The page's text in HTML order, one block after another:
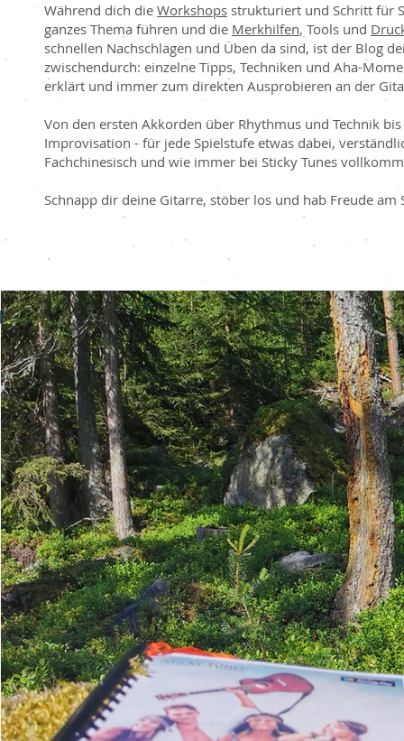
Während dich die Workshops strukturiert und Schritt für
ganzes Thema führen und die Merkhilfen, Tools und
schnellen Nachschlagen und Üben da sind, ist der Blog
zwischendurch: einzelne Tipps, Techniken und Aha-
erklärt und immer zum direkten Ausprobieren an der
Von den ersten Akkorden über Rhythmus und Technik
Improvisation - für jede Spielstufe etwas dabei,
Fachchinesisch und wie immer bei Sticky Tunes
Schnapp dir deine Gitarre, stöber los und hab Freude am